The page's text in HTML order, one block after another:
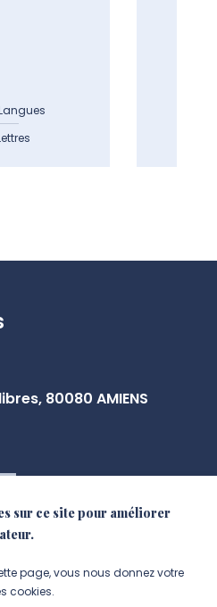
80080 AMIENS
sur ce site pour améliorer
page, vous nous donnez votre
cookies.